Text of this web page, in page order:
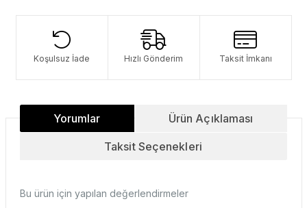
Koşulsuz İade Hızlı Gönderim Taksit İmkanı
Yorumlar Ürün Açıklaması
Taksit Seçenekleri
Bu ürün için yapılan değerlendirmeler